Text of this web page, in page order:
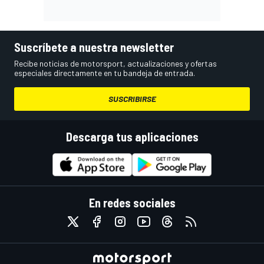
Suscríbete a nuestra newsletter
Recibe noticias de motorsport, actualizaciones y ofertas
especiales directamente en tu bandeja de entrada.
SUSCRIBIRSE
Descarga tus aplicaciones
En redes sociales